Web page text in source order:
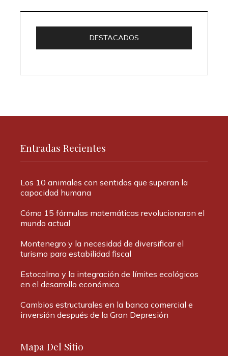
DESTACADOS
Entradas Recientes
Los 10 animales con sentidos que superan la
capacidad humana
Cómo 15 fórmulas matemáticas revolucionaron el
mundo actual
Montenegro y la necesidad de diversificar el
turismo para estabilidad fiscal
Estocolmo y la integración de límites ecológicos
en el desarrollo económico
Cambios estructurales en la banca comercial e
inversión después de la Gran Depresión
Mapa Del Sitio